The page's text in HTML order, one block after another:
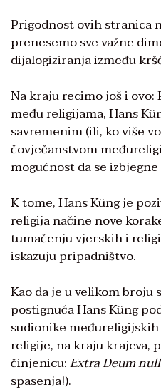
Prigodnost ovih stranica
prenesemo sve važne
dijalogiziranja između
Na kraju recimo još i ovo:
među religijama, Hans
savremenim (ili, ko više
čovječanstvom
mogućnost da se
K tome, Hans Küng je
religija načine nove
tumačenju vjerskih i
iskazuju pripadništvo.
Kao da je u velikom
postignuća Hans Küng
sudionike međureligijskih
religije, na kraju krajeva,
činjenicu:Extra Deum
spasenja!).